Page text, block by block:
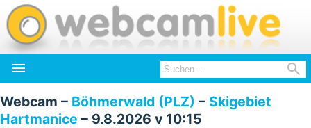
 
Webcam – Böhmerwald (PLZ) – Skigebiet
Hartmanice – 9.8.2026 v 10:15